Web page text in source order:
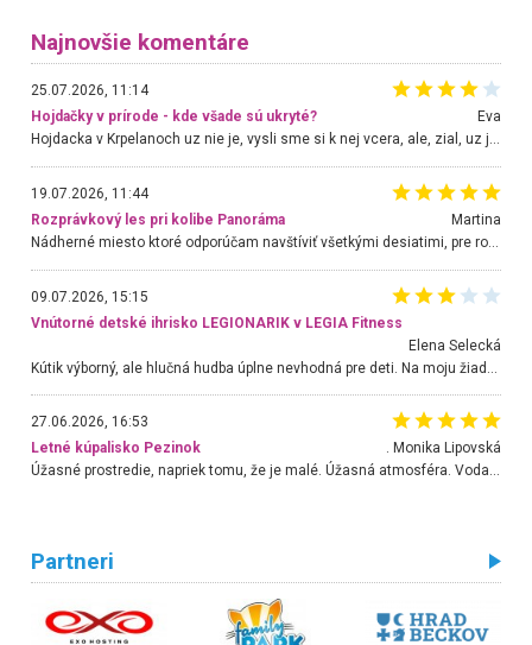
Najnovšie komentáre
25.07.2026, 11:14
Hojdačky v prírode - kde všade sú ukryté?
Eva
Hojdacka v Krpelanoch uz nie je, vysli sme si k nej vcera, ale, zial, uz je znicena. Ak sem planujete cestu len kvoli hojdacke, mozete si ju usetrit. Krasny vyhlad je tu vsak aj bez hojdacky :-)
19.07.2026, 11:44
Rozprávkový les pri kolibe Panoráma
Martina
Nádherné miesto ktoré odporúčam navštíviť všetkými desiatimi, pre rodiny s deťmi, dôchodcom... Proste a jednoducho ozaj rozprávkový les.. určite ešte prídeme. Odniesli sme si na pamiatku krásne tričká,
09.07.2026, 15:15
Vnútorné detské ihrisko LEGIONARIK v LEGIA Fitness
Elena Selecká
27.06.2026, 16:53
Letné kúpalisko Pezinok
. Monika Lipovská
Úžasné prostredie, napriek tomu, že je malé. Úžasná atmosféra. Voda fantastická a nádherná. Ľudí je pomerne veľa, ale su mili a ohľaduplní. Je veľmi zaujímavé sledovať, ako dokážu spolu športovať cudzí ľudia a bez ohľadu na vek. Vládne tu pohoda. Vnuka neviem dostať z vody. Ďakujem za krásny deň . Urcite sa sem vrátim. Jediný problém je s parkovaním, ale aj ten sa mi podarilo vyriešiť. Monika Bratislava
Partneri